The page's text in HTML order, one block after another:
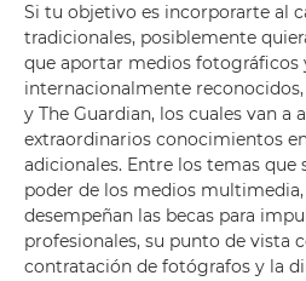
Si tu objetivo es incorporarte al
tradicionales, posiblemente
que aportar medios fotográficos
internacionalmente
y The Guardian, los cuales van a
extraordinarios conocimientos
adicionales. Entre los temas que
poder de los medios
desempeñan las becas para
profesionales, su punto de vista
contratación de fotógrafos y la